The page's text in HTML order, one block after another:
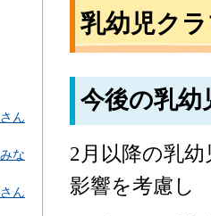
ん
な
ん
乳幼児ク
今後の乳幼
2月以降の乳
影響を考慮し